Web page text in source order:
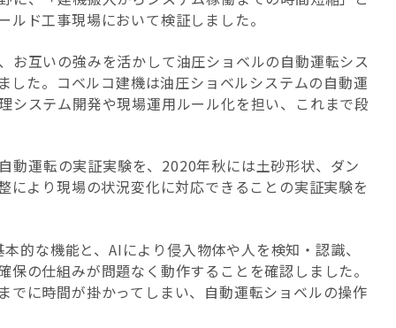
ド工事現場において検証しました。
互いの強みを活かして油圧ショベルの自動運転シス
した。コベルコ建機は油圧ショベルシステムの自動運
ステム開発や現場運用ルール化を担い、これまで段
動運転の実証実験を、 2020年秋には土砂形状、ダン
により現場の状況変化に対応できることの実証実験を
的な機能と、AIにより侵入物体や人を検知・認識、
の仕組みが問題なく動作することを確認しました。
に時間が掛かってしまい、自動運転ショベルの操作